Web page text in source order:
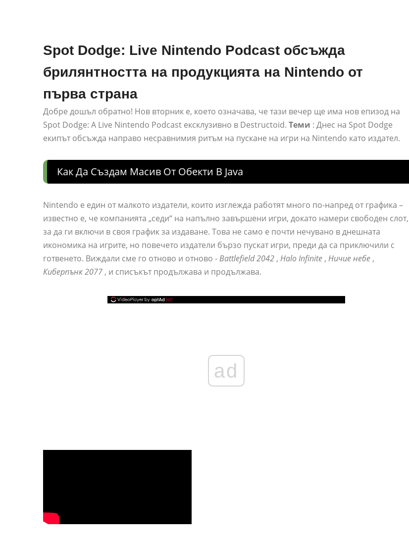
Spot Dodge: Live Nintendo Podcast обсъжда
брилянтността на продукцията на Nintendo от
първа страна
Добре дошъл обратно! Нов вторник е, което означава, че тази вечер ще има нов епизод на
Spot Dodge: A Live Nintendo Podcast ексклузивно в Destructoid. Теми : Днес на Spot Dodge
екипът обсъжда направо несравнимия ритъм на пускане на игри на Nintendo като издател.
Как Да Създам Масив От Обекти В Java
Nintendo е един от малкото издатели, които изглежда работят много по-напред от графика –
известно е, че компанията „седи“ на напълно завършени игри, докато намери свободен слот,
за да ги включи в своя график за издаване. Това не само е почти нечувано в днешната
икономика на игрите, но повечето издатели бързо пускат игри, преди да са приключили с
готвенето. Виждали сме го отново и отново -Battlefield 2042 , Halo Infinite , Ничие небе ,
Киберпънк 2077 , и списъкът продължава и продължава.
ad